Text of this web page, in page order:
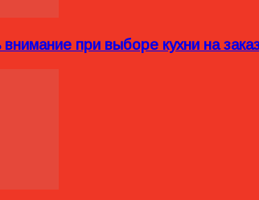
при выборе кухни на